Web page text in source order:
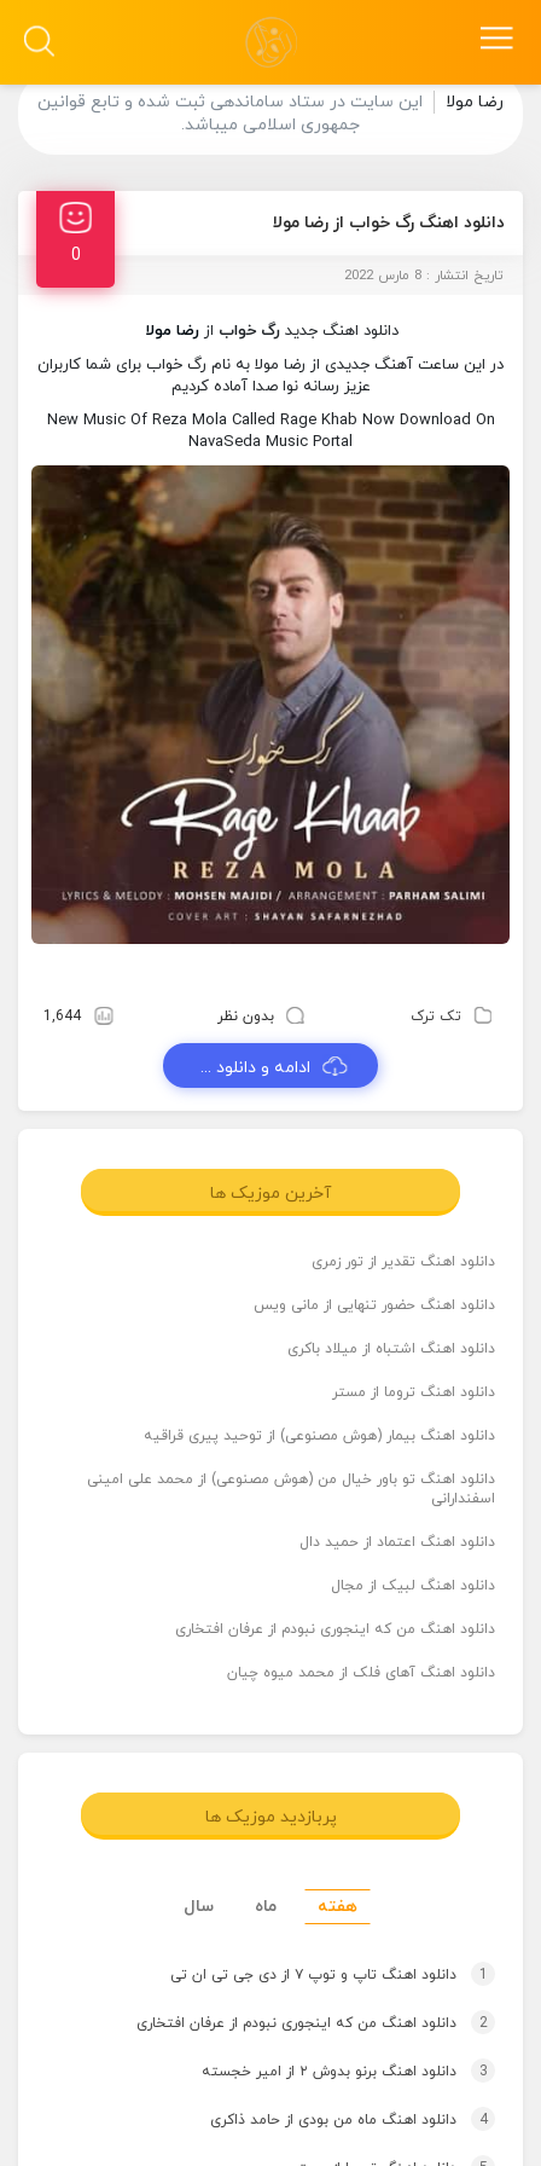
رضا مولا
این سایت در ستاد ساماندهی ثبت شده و تابع قوانین
جمهوری اسلامی میباشد.
دانلود اهنگ رگ خواب از رضا مولا
0
تاریخ انتشار : 8 مارس 2022
دانلود اهنگ جدید رگ خواب از رضا مولا
در این ساعت آهنگ جدیدی از رضا مولا به نام رگ خواب برای شما کاربران
عزیز رسانه نوا صدا آماده کردیم
New Music Of Reza Mola Called Rage Khab Now Download On
NavaSeda Music Portal
تک ترک بدون نظر 1,644
ادامه و دانلود ...
آخرین موزیک ها
دانلود اهنگ تقدیر از تور زمری
دانلود اهنگ حضور تنهایی از مانی ویس
دانلود اهنگ اشتباه از میلاد باکری
دانلود اهنگ تروما از مستر
دانلود اهنگ بیمار (هوش مصنوعی) از توحید پیری قراقیه
دانلود اهنگ تو باور خیال من (هوش مصنوعی) از محمد علی امینی
اسفندارانی
دانلود اهنگ اعتماد از حمید دال
دانلود اهنگ لبیک از مجال
دانلود اهنگ من که اینجوری نبودم از عرفان افتخاری
دانلود اهنگ آهای فلک از محمد میوه چیان
پربازدید موزیک ها
هفته ماه سال
1 دانلود اهنگ تاپ و توپ ۷ از دی جی تی ان تی
2 دانلود اهنگ من که اینجوری نبودم از عرفان افتخاری
3 دانلود اهنگ برنو بدوش ۲ از امیر خجسته
4 دانلود اهنگ ماه من بودی از حامد ذاکری